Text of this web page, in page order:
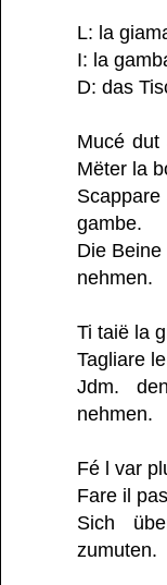
L: la
I: la
D: das
Mucé
Mëter la
gambe.
Die
nehmen.
Ti taië la
Tagliare
Jdm.
nehmen.
Fé l var
Fare il
Sich
zumuten.